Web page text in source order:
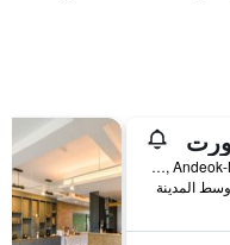
1975-11, Iljuseo-ro, Andeok-Myeon, سيوغويبو, كوريا الجنوبية